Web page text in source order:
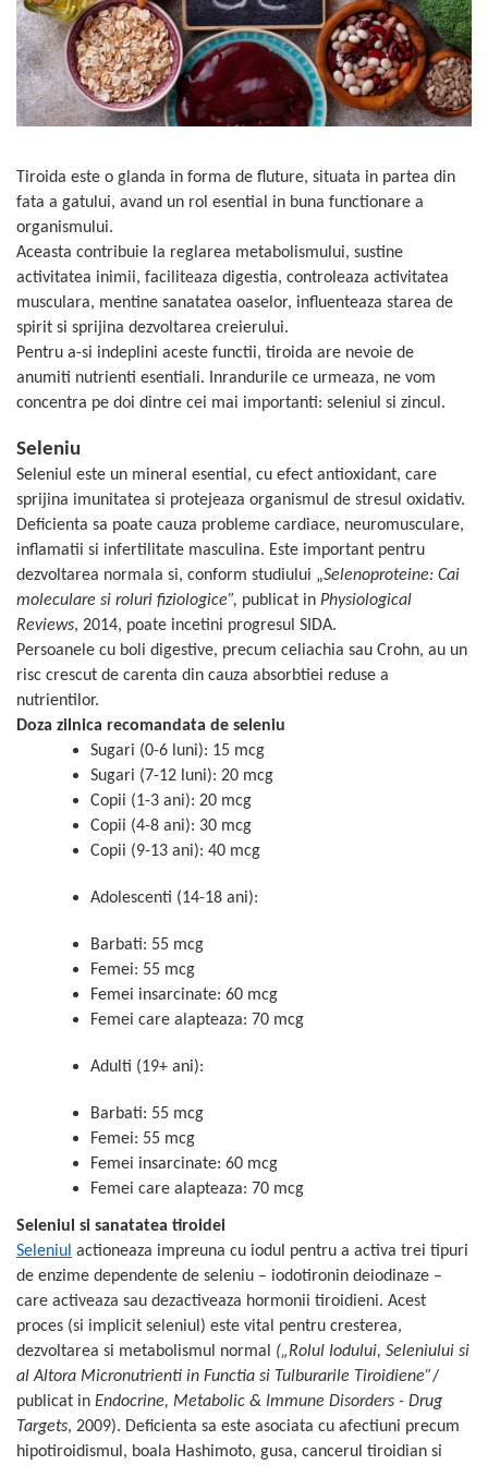
Piele, păr & unghii
Tranzit intestinal
Colesterol & tensiune
Performanta sportiva
Sanatate Orala
Alergii
Anti Intepaturi
Îngrijirea Tenului
Creme de față
Seruri
Creme cu SPF
Demachiante
Ape micelare
Tonere
Măști pentru față
Exfoliante
Creme pentru ochi
Balsam buze
Îngrijirea Corpului
Creme de corp
Unturi de corp
Uleiuri de corp
Geluri de duș
Scruburi
Protecție Solară
Creme SPF față
Creme SPF corp
Spray SPF
Uleiuri bronzare
After Sun
Acceleratoare bronz
Igienă Personală
Deodorante
Mâini și Unghii
Creme mâini
Tratamente unghii
Beauty of Joseon
PETITFEE
Mary & May
BIODANCE
Haruharu Wonder
Dr. Althea
DELLA BORN
Colagen
Creatina
Crom
Curcumin (Turmeric)
Fibre
Fier
Garcinia
Ghimbir
Ginkgo biloba
Ginseng
Glucozamina
L-Arginina
L-Carnitina
L-Glutamina
Lecitina
Maca
Magneziu
Miere de Manuka
MSM
Multivitamine
Palmier pitic
Probiotice
Quercetin
Resveratrol
Scortisoara
Silimarina
Spirulina
Ulei de cocos
Ulei de peste
Vitamina A
Vitamina B
Vitamina C
Vitamina D
Vitamina E
Vitamina K
Zinc
Zinc Bisglicinat
Tiroida este o glanda in forma de fluture, situata in partea din
fata a gatului, avand un rol esential in buna functionare a
organismului.
Aceasta contribuie la reglarea metabolismului, sustine
activitatea inimii, faciliteaza digestia, controleaza activitatea
musculara, mentine sanatatea oaselor, influenteaza starea de
spirit si sprijina dezvoltarea creierului.
Pentru a-si indeplini aceste functii, tiroida are nevoie de
anumiti nutrienti esentiali. Inrandurile ce urmeaza, ne vom
concentra pe doi dintre cei mai importanti: seleniul si zincul.
Seleniu
Seleniul este un mineral esential, cu efect antioxidant, care
sprijina imunitatea si protejeaza organismul de stresul oxidativ.
Deficienta sa poate cauza probleme cardiace, neuromusculare,
inflamatii si infertilitate masculina. Este important pentru
dezvoltarea normala si, conform studiului „Selenoproteine: Cai
moleculare si roluri fiziologice”, publicat in Physiological
Reviews, 2014, poate incetini progresul SIDA.
Persoanele cu boli digestive, precum celiachia sau Crohn, au un
risc crescut de carenta din cauza absorbtiei reduse a
nutrientilor.
Doza zilnica recomandata de seleniu
Sugari (0-6 luni): 15 mcg
Sugari (7-12 luni): 20 mcg
Copii (1-3 ani): 20 mcg
Copii (4-8 ani): 30 mcg
Copii (9-13 ani): 40 mcg
Adolescenti (14-18 ani):
Barbati: 55 mcg
Femei: 55 mcg
Femei insarcinate: 60 mcg
Femei care alapteaza: 70 mcg
Adulti (19+ ani):
Barbati: 55 mcg
Femei: 55 mcg
Femei insarcinate: 60 mcg
Femei care alapteaza: 70 mcg
Seleniul si sanatatea tiroidei
Seleniul actioneaza impreuna cu iodul pentru a activa trei tipuri
de enzime dependente de seleniu – iodotironin deiodinaze –
care activeaza sau dezactiveaza hormonii tiroidieni. Acest
proces (si implicit seleniul) este vital pentru cresterea,
dezvoltarea si metabolismul normal („Rolul Iodului, Seleniului si
al Altora Micronutrienti in Functia si Tulburarile Tiroidiene”/
publicat in Endocrine, Metabolic & Immune Disorders - Drug
Targets, 2009). Deficienta sa este asociata cu afectiuni precum
hipotiroidismul, boala Hashimoto, gusa, cancerul tiroidian si